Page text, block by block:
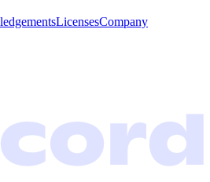
LicensesCompany